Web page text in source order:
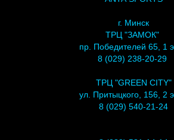
г. Минск
ТРЦ "ЗАМОК"
пр. Победителей 65, 1
8 (029) 238-20-29
ТРЦ "GREEN CITY"
ул. Притыцкого, 156, 2
8 (029) 540-21-24